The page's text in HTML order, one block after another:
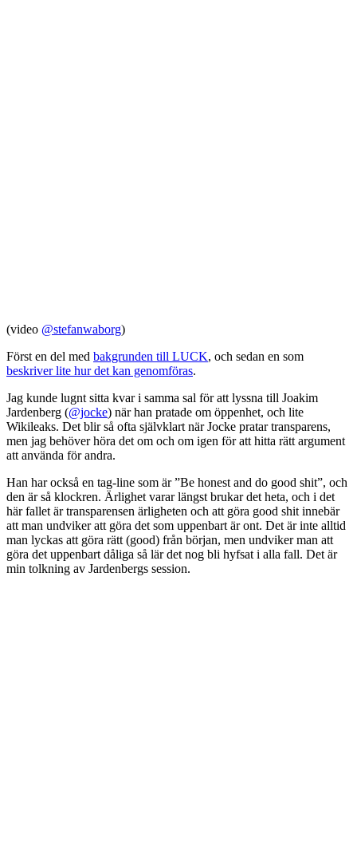
(video @stefanwaborg)
Först en del med bakgrunden till LUCK, och sedan en som
beskriver lite hur det kan genomföras.
Jag kunde lugnt sitta kvar i samma sal för att lyssna till Joakim
Jardenberg (@jocke) när han pratade om öppenhet, och lite
Wikileaks. Det blir så ofta självklart när Jocke pratar transparens,
men jag behöver höra det om och om igen för att hitta rätt argument
att använda för andra.
Han har också en tag-line som är ”Be honest and do good shit”, och
den är så klockren. Ärlighet varar längst brukar det heta, och i det
här fallet är transparensen ärligheten och att göra good shit innebär
att man undviker att göra det som uppenbart är ont. Det är inte alltid
man lyckas att göra rätt (good) från början, men undviker man att
göra det uppenbart dåliga så lär det nog bli hyfsat i alla fall. Det är
min tolkning av Jardenbergs session.